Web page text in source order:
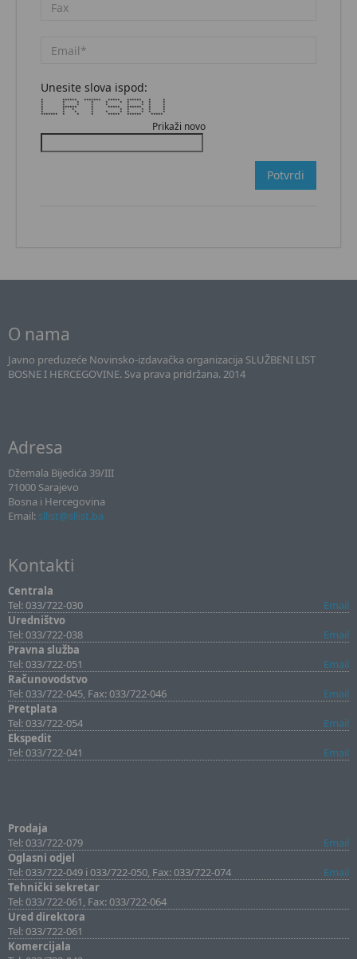
Unesite slova ispod:
* ****** ******* ***** ****** * *
* * * * * * * * * *
* * * * * * * * *
* ****** * ***** ****** * *
* * * * * * * * *
* * * * * * * * * *
******* * * * ***** ****** *****
Prikaži novo
Potvrdi
O nama
Javno preduzeće Novinsko-izdavačka organizacija SLUŽBENI LIST
BOSNE I HERCEGOVINE. Sva prava pridržana. 2014
Adresa
Džemala Bijedića 39/III
71000 Sarajevo
Bosna i Hercegovina
Email: sllist@sllist.ba
Kontakti
Centrala
Tel: 033/722-030
Email
Uredništvo
Tel: 033/722-038
Email
Pravna služba
Tel: 033/722-051
Email
Računovodstvo
Tel: 033/722-045, Fax: 033/722-046
Email
Pretplata
Tel: 033/722-054
Email
Ekspedit
Tel: 033/722-041
Email
Prodaja
Tel: 033/722-079
Email
Oglasni odjel
Tel: 033/722-049 i 033/722-050, Fax: 033/722-074
Email
Tehnički sekretar
Tel: 033/722-061, Fax: 033/722-064
Ured direktora
Tel: 033/722-061
Komercijala